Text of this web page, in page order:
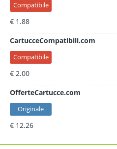
Compatibile
€ 1.88
CartucceCompatibili.com
Compatibile
€ 2.00
OfferteCartucce.com
Originale
€ 12.26